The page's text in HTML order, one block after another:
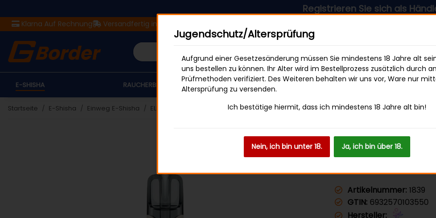
Registrieren Sie sich als Händler &
Klarna Auf Rechnung Versandfertig in 24 Stunden
E-SHISHA RAUCHERBEDARF SWEETS & SNACKS
Startseite E-Shisha Einweg E-Shisha ELFBAR 800 ELFBAR 800 - Pineapple Ice
ELFBAR
Artikelnummer: 1839
GTIN: 6932570103550
Hersteller:
Jugendschutz/Altersprüfung
Aufgrund einer Gesetzesänderung müssen Sie mindestens 18 Jahre alt
uns bestellen zu können. Ihr Alter wird im Bestellprozess zusätzlich durch
Prüfmethoden verifiziert. Des Weiteren behalten wir uns vor, Ware nur
Altersprüfung zu versenden.
Ich bestätige hiermit, dass ich mindestens 18 Jahre alt bin!
Nein, ich bin unter 18. Ja, ich bin über 18.